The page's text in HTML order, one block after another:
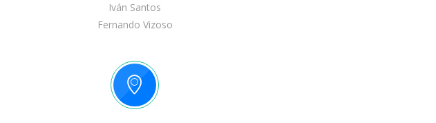
Iván Santos
Fernando Vizoso